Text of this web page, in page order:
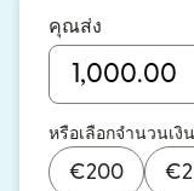
คุณส่ง
หรือเลือกจำนวนเงิน
€200 €